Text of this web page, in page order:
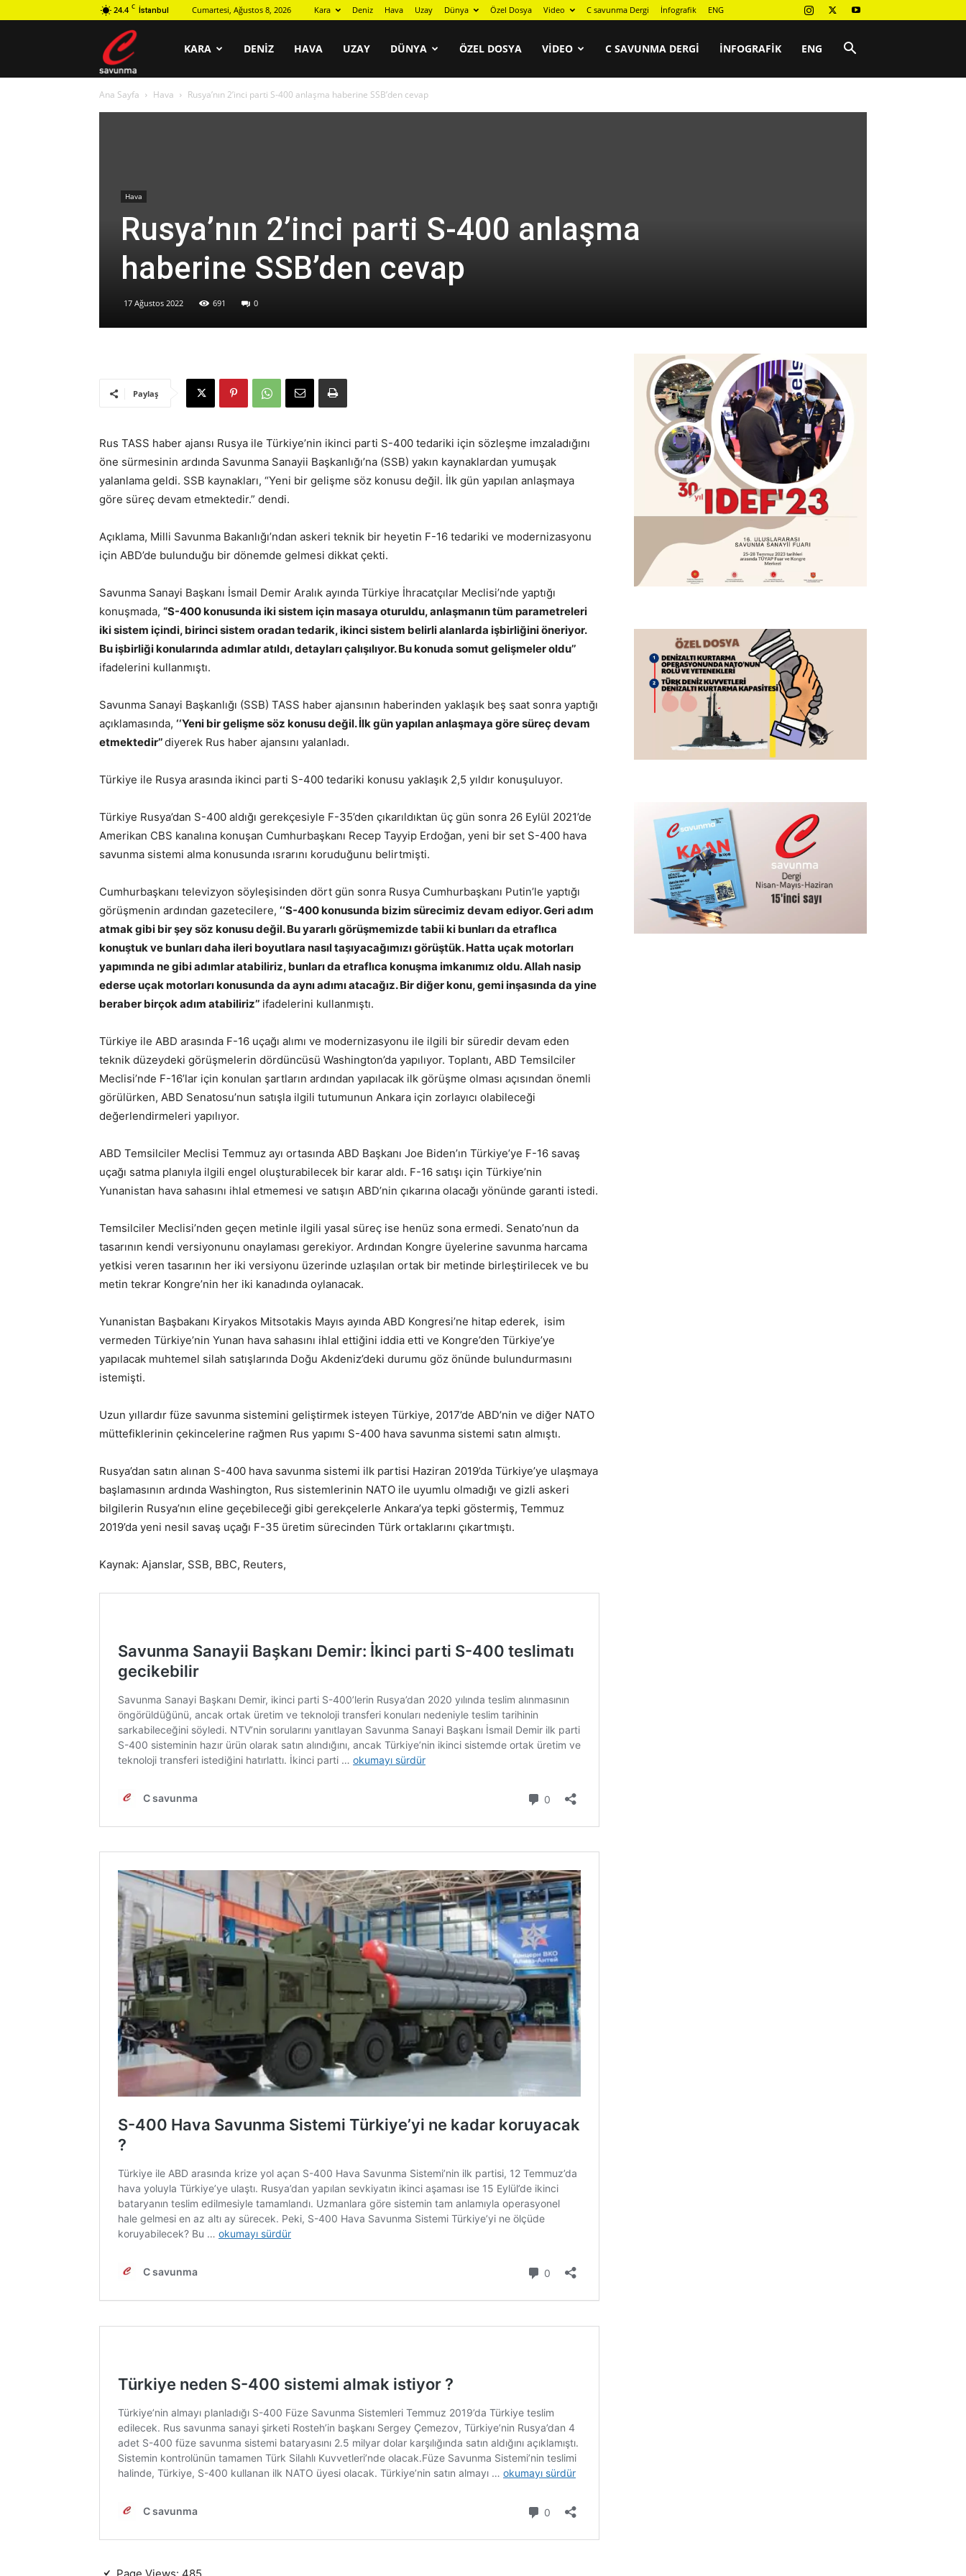
24.4 C İstanbul Cumartesi, Ağustos 8, 2026 Kara Deniz Hava Uzay Dünya Özel Dosya Video C savunma Dergi İnfografik ENG
KARA DENIZ HAVA UZAY DÜNYA ÖZEL DOSYA VIDEO C SAVUNMA DERGI İNFOGRAFIK ENG
Ana Sayfa Hava Rusya’nın 2’inci parti S-400 anlaşma haberine SSB’den cevap
Hava
Rusya’nın 2’inci parti S-400 anlaşma
haberine SSB’den cevap
17 Ağustos 2022 691 0
Paylaş
Rus TASS haber ajansı Rusya ile Türkiye’nin ikinci parti S-400 tedariki için sözleşme imzaladığını
öne sürmesinin ardında Savunma Sanayii Başkanlığı’na (SSB) yakın kaynaklardan yumuşak
yalanlama geldi. SSB kaynakları, “Yeni bir gelişme söz konusu değil. İlk gün yapılan anlaşmaya
göre süreç devam etmektedir.” dendi.
Açıklama, Milli Savunma Bakanlığı’ndan askeri teknik bir heyetin F-16 tedariki ve modernizasyonu
için ABD’de bulunduğu bir dönemde gelmesi dikkat çekti.
Savunma Sanayi Başkanı İsmail Demir Aralık ayında Türkiye İhracatçılar Meclisi’nde yaptığı
konuşmada, “S-400 konusunda iki sistem için masaya oturuldu, anlaşmanın tüm parametreleri
iki sistem içindi, birinci sistem oradan tedarik, ikinci sistem belirli alanlarda işbirliğini öneriyor.
Bu işbirliği konularında adımlar atıldı, detayları çalışılıyor. Bu konuda somut gelişmeler oldu’’
ifadelerini kullanmıştı.
Savunma Sanayi Başkanlığı (SSB) TASS haber ajansının haberinden yaklaşık beş saat sonra yaptığı
açıklamasında, ‘‘Yeni bir gelişme söz konusu değil. İlk gün yapılan anlaşmaya göre süreç devam
etmektedir’’diyerek Rus haber ajansını yalanladı.
Türkiye ile Rusya arasında ikinci parti S-400 tedariki konusu yaklaşık 2,5 yıldır konuşuluyor.
Türkiye Rusya’dan S-400 aldığı gerekçesiyle F-35’den çıkarıldıktan üç gün sonra 26 Eylül 2021’de
Amerikan CBS kanalına konuşan Cumhurbaşkanı Recep Tayyip Erdoğan, yeni bir set S-400 hava
savunma sistemi alma konusunda ısrarını koruduğunu belirtmişti.
Cumhurbaşkanı televizyon söyleşisinden dört gün sonra Rusya Cumhurbaşkanı Putin’le yaptığı
görüşmenin ardından gazetecilere, ‘‘S-400 konusunda bizim sürecimiz devam ediyor. Geri adım
atmak gibi bir şey söz konusu değil. Bu yararlı görüşmemizde tabii ki bunları da etraflıca
konuştuk ve bunları daha ileri boyutlara nasıl taşıyacağımızı görüştük. Hatta uçak motorları
yapımında ne gibi adımlar atabiliriz, bunları da etraflıca konuşma imkanımız oldu. Allah nasip
ederse uçak motorları konusunda da aynı adımı atacağız. Bir diğer konu, gemi inşasında da yine
beraber birçok adım atabiliriz’’ ifadelerini kullanmıştı.
Türkiye ile ABD arasında F-16 uçağı alımı ve modernizasyonu ile ilgili bir süredir devam eden
teknik düzeydeki görüşmelerin dördüncüsü Washington’da yapılıyor. Toplantı, ABD Temsilciler
Meclisi’nde F-16’lar için konulan şartların ardından yapılacak ilk görüşme olması açısından önemli
görülürken, ABD Senatosu’nun satışla ilgili tutumunun Ankara için zorlayıcı olabileceği
değerlendirmeleri yapılıyor.
ABD Temsilciler Meclisi Temmuz ayı ortasında ABD Başkanı Joe Biden’ın Türkiye’ye F-16 savaş
uçağı satma planıyla ilgili engel oluşturabilecek bir karar aldı. F-16 satışı için Türkiye’nin
Yunanistan hava sahasını ihlal etmemesi ve satışın ABD’nin çıkarına olacağı yönünde garanti istedi.
Temsilciler Meclisi’nden geçen metinle ilgili yasal süreç ise henüz sona ermedi. Senato’nun da
tasarının kendi versiyonunu onaylaması gerekiyor. Ardından Kongre üyelerine savunma harcama
yetkisi veren tasarının her iki versiyonu üzerinde uzlaşılan ortak bir metinde birleştirilecek ve bu
metin tekrar Kongre’nin her iki kanadında oylanacak.
Yunanistan Başbakanı Kiryakos Mitsotakis Mayıs ayında ABD Kongresi’ne hitap ederek, isim
vermeden Türkiye’nin Yunan hava sahasını ihlal ettiğini iddia etti ve Kongre’den Türkiye’ye
yapılacak muhtemel silah satışlarında Doğu Akdeniz’deki durumu göz önünde bulundurmasını
istemişti.
Uzun yıllardır füze savunma sistemini geliştirmek isteyen Türkiye, 2017’de ABD’nin ve diğer NATO
müttefiklerinin çekincelerine rağmen Rus yapımı S-400 hava savunma sistemi satın almıştı.
Rusya’dan satın alınan S-400 hava savunma sistemi ilk partisi Haziran 2019’da Türkiye’ye ulaşmaya
başlamasının ardında Washington, Rus sistemlerinin NATO ile uyumlu olmadığı ve gizli askeri
bilgilerin Rusya’nın eline geçebileceği gibi gerekçelerle Ankara’ya tepki göstermiş, Temmuz
2019’da yeni nesil savaş uçağı F-35 üretim sürecinden Türk ortaklarını çıkartmıştı.
Kaynak: Ajanslar, SSB, BBC, Reuters,